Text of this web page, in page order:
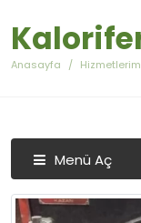
Anasayfa
Menü Aç